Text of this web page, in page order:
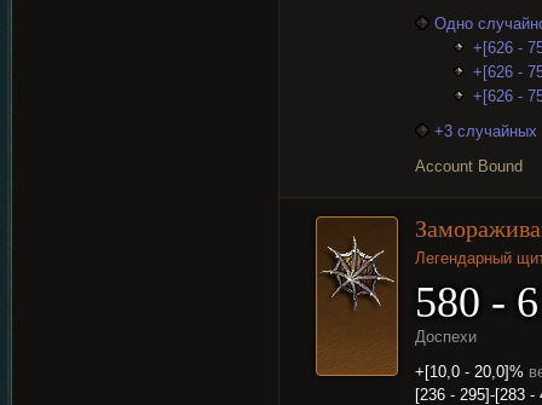
Одно
+[626 -
+[626 -
+[626 -
+3 случайных
Account Bound
Легендарный
580 -
Доспехи
+[10,0 - 20,0]%
[236 - 295]-[283